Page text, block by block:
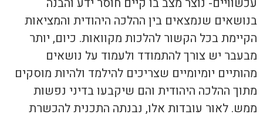
בנושאים שנמצאים בין ההלכה היהודית והמציאות
הקיימת בכל הקשור להלכות מקוואות. כיום, יותר
מבעבר יש צורך להתמודד ולעמוד על נושאים
מהותיים יומיומיים שצריכים להילמד ולהיות מוסקים
מתוך ההלכה היהודית והם שיקבעו בדיני נפשות
ממש. לאור עובדות אלו, נבנתה התכנית להכשרת